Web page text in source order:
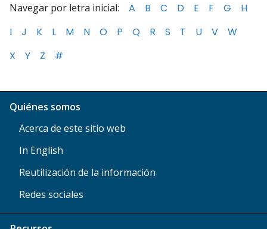
Navegar por letra inicial: A B C D E F G
H
I
J K L M N O P Q R S T U V
W
X
Y Z #
Quiénes somos
Acerca de este sitio web
In English
Reutilización de la información
Redes sociales